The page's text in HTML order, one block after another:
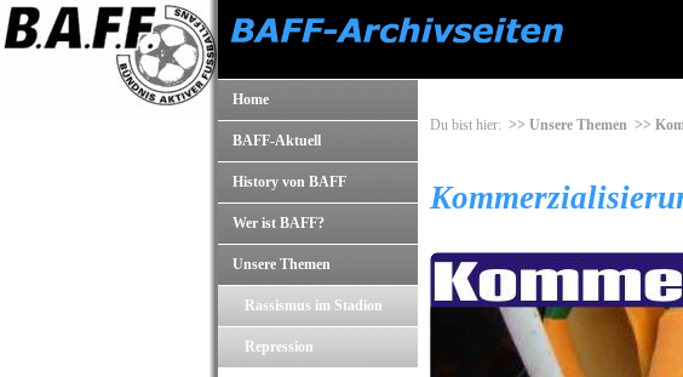
Home
BAFF-Aktuell
History von BAFF
Wer ist BAFF?
Unsere Themen
Rassismus im Stadion
Repression
Du bist hier: >> Unsere Themen >>